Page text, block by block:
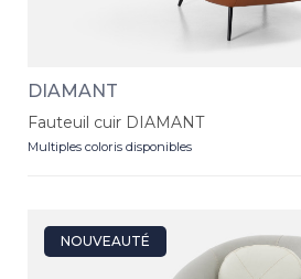
DIAMANT
Fauteuil cuir DIAMANT
Multiples coloris disponibles
NOUVEAUTÉ